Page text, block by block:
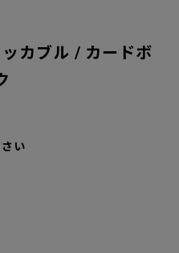
カブル / カードボ
い